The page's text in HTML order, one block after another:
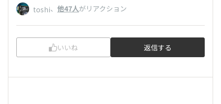
toshi、 他47人がリアクション
いいね 返信する